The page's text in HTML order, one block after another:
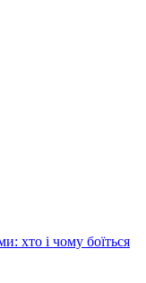
хто і чому боїться